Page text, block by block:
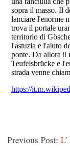
Previous Post: